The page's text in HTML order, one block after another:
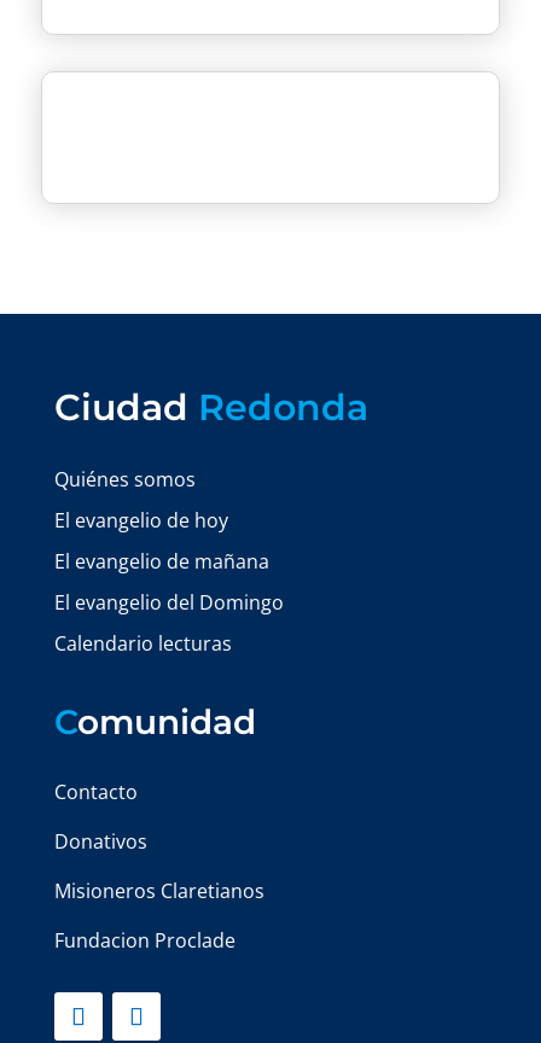
Ciudad Redonda
Quiénes somos
El evangelio de hoy
El evangelio de mañana
El evangelio del Domingo
Calendario lecturas
Comunidad
Contacto
Donativos
Misioneros Claretianos
Fundacion Proclade